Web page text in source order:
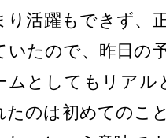
り活躍もできず、
いたので、昨日の
ムとしてもリアル
たのは初めてのこ